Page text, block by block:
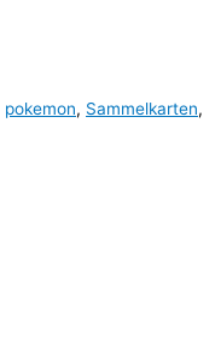
pokemon, Sammelkarten,